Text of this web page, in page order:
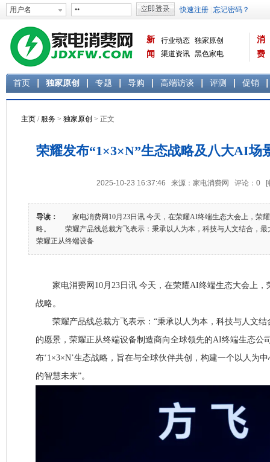
新
闻
行业动态 独家原创
渠道资讯 黑色家电
消
费
首页 独家原创 专题 导购 高端访谈 评测 促销
主页 / 服务 > 独家原创 > 正文
荣耀发布“1×3×N”生态战略及八大AI场
2025-10-23 16:37:46 来源：家电消费网 评论： 0 [
导读：
家电消费网10月23日讯 今天，在荣耀AI终端生态大会上，荣
略。 荣耀产品线总裁方飞表示：秉承以人为本，科技与人文结合，最
荣耀正从终端设备
家电消费网10月23日讯 今天，在荣耀AI终端生态大会上，
战略。
荣耀产品线总裁方飞表示：“秉承以人为本，科技与人文结
的愿景，荣耀正从终端设备制造商向全球领先的AI终端生态公
布‘1×3×N’生态战略，旨在与全球伙伴共创，构建一个以人为
的智慧未来”。